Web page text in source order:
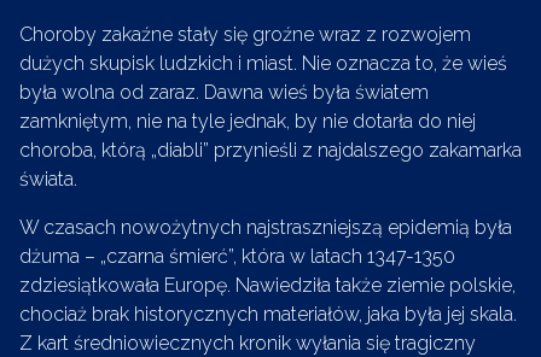
Choroby zakaźne stały się groźne wraz z rozwojem
dużych skupisk ludzkich i miast. Nie oznacza to, że wieś
była wolna od zaraz. Dawna wieś była światem
zamkniętym, nie na tyle jednak, by nie dotarła do niej
choroba, którą „diabli” przynieśli z najdalszego zakamarka
świata.
W czasach nowożytnych najstraszniejszą epidemią była
dżuma – „czarna śmierć”, która w latach 1347-1350
zdziesiątkowała Europę. Nawiedziła także ziemie polskie,
chociaż brak historycznych materiałów, jaka była jej skala.
Z kart średniowiecznych kronik wyłania się tragiczny